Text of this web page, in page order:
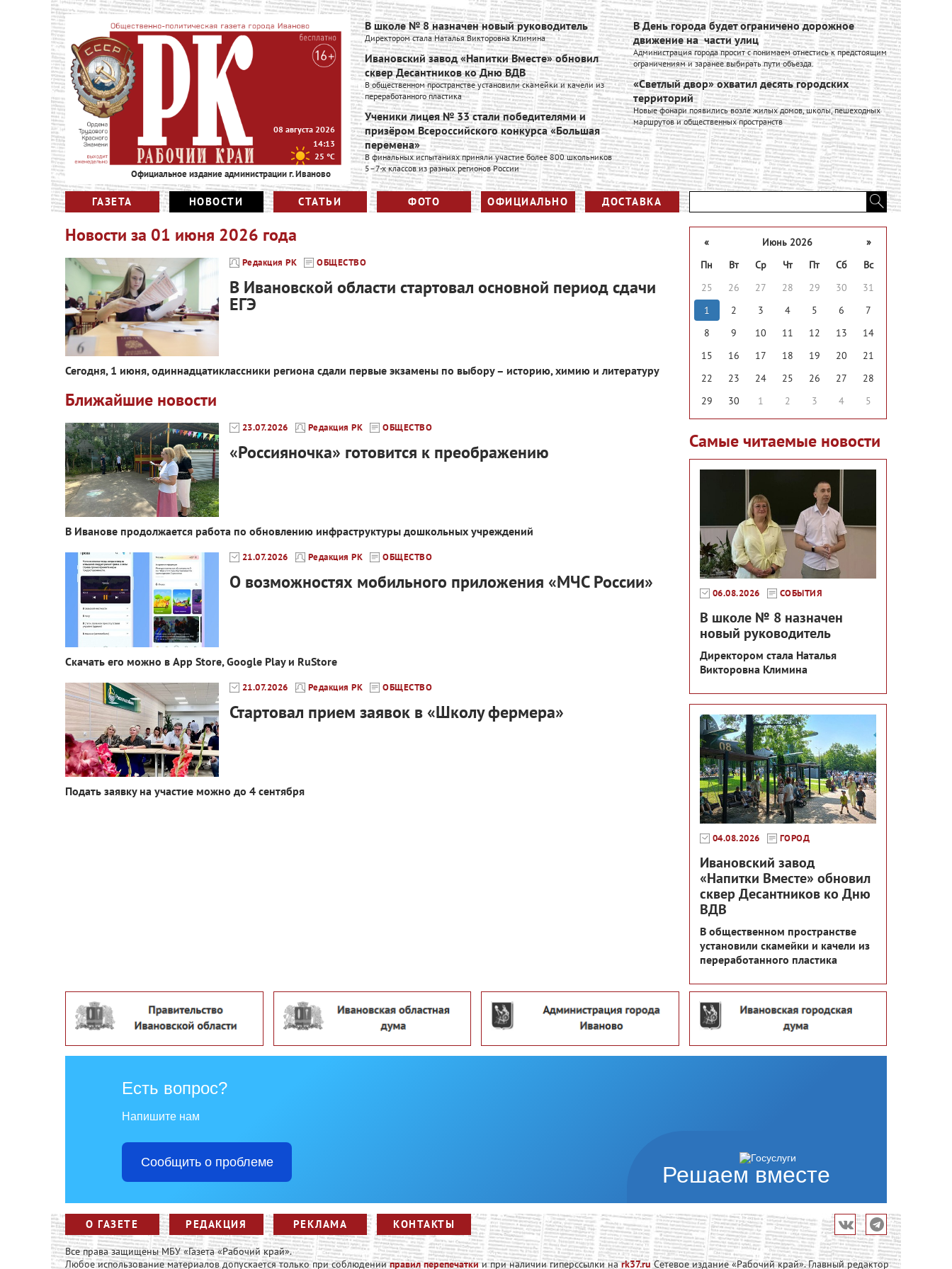
Официальное издание администрации г. Иваново
08 августа 2026
14:13
25 °C
В школе № 8 назначен новый руководитель
Директором стала Наталья Викторовна Климина
Ивановский завод «Напитки Вместе» обновил
сквер Десантников ко Дню ВДВ
В общественном пространстве установили скамейки и качели из
переработанного пластика
Ученики лицея № 33 стали победителями и
призёром Всероссийского конкурса «Большая
перемена»
В финальных испытаниях приняли участие более 800 школьников
5–7-х классов из разных регионов России
В День города будет ограничено дорожное
движение на части улиц
Администрация города просит с понимаем отнестись к предстоящим
ограничениям и заранее выбирать пути объезда.
«Светлый двор» охватил десять городских
территорий
Новые фонари появились возле жилых домов, школы, пешеходных
маршрутов и общественных пространств
ГАЗЕТА НОВОСТИ СТАТЬИ ФОТО ОФИЦИАЛЬНО ДОСТАВКА
Новости за 01 июня 2026 года
Редакция РК ОБЩЕСТВО
В Ивановской области стартовал основной период сдачи
ЕГЭ
Сегодня, 1 июня, одиннадцатиклассники региона сдали первые экзамены по выбору – историю, химию и литературу
Ближайшие новости
23.07.2026 Редакция РК ОБЩЕСТВО
«Россияночка» готовится к преображению
В Иванове продолжается работа по обновлению инфраструктуры дошкольных учреждений
21.07.2026 Редакция РК ОБЩЕСТВО
О возможностях мобильного приложения «МЧС России»
Скачать его можно в App Store, Google Play и RuStore
21.07.2026 Редакция РК ОБЩЕСТВО
Стартовал прием заявок в «Школу фермера»
Подать заявку на участие можно до 4 сентября
« Июнь 2026
»
Пн
Вт Ср Чт Пт Сб
Вс
25
26 27 28 29 30
31
1
2 3 4 5 6
7
8
9 10 11 12 13
14
15
16 17 18 19 20
21
22
23 24 25 26 27
28
29
30 1 2 3 4 5
Самые читаемые новости
06.08.2026 СОБЫТИЯ
В школе № 8 назначен
новый руководитель
Директором стала Наталья
Викторовна Климина
04.08.2026 ГОРОД
Ивановский завод
«Напитки Вместе» обновил
сквер Десантников ко Дню
ВДВ
В общественном пространстве
установили скамейки и качели из
переработанного пластика
Решаем вместе
Есть вопрос?
Напишите нам
Сообщить о проблеме
О ГАЗЕТЕ РЕДАКЦИЯ РЕКЛАМА КОНТАКТЫ
Все права защищены МБУ «Газета «Рабочий край».
Любое использование материалов допускается только при соблюденииправил перепечаткии при наличии гиперссылки наrk37.ru Сетевое издание «Рабочий край». Главный редактор